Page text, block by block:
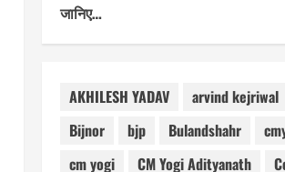
जानिए…
AKHILESH YADAV arvind kejriwal
Bijnor
bjp Bulandshahr
cm yogi
CM Yogi Adityanath